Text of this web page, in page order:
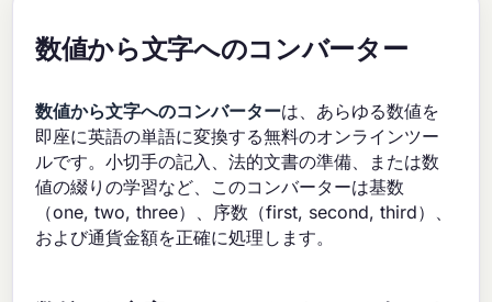
数値から文字へのコンバーター
数値から文字へのコンバーターは、あらゆる数値を
即座に英語の単語に変換する無料のオンラインツー
ルです。小切手の記入、法的文書の準備、または数
値の綴りの学習など、このコンバーターは基数
（one, two, three）、序数（first, second, third）、
および通貨金額を正確に処理します。